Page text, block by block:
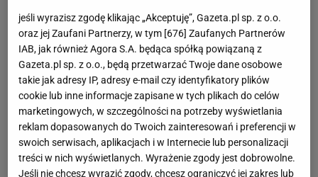
jeśli wyrazisz zgodę klikając „Akceptuję”, Gazeta.pl sp. z o.o.
oraz jej Zaufani Partnerzy, w tym [676] Zaufanych Partnerów
IAB, jak również Agora S.A. będąca spółką powiązaną z
Gazeta.pl sp. z o.o., będą przetwarzać Twoje dane osobowe
takie jak adresy IP, adresy e-mail czy identyfikatory plików
cookie lub inne informacje zapisane w tych plikach do celów
marketingowych, w szczególności na potrzeby wyświetlania
reklam dopasowanych do Twoich zainteresowań i preferencji w
swoich serwisach, aplikacjach i w Internecie lub personalizacji
treści w nich wyświetlanych. Wyrażenie zgody jest dobrowolne.
Jeśli nie chcesz wyrazić zgody, chcesz ograniczyć jej zakres lub